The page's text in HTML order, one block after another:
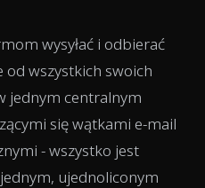
wysyłać i odbierać
od wszystkich swoich
jednym centralnym
się wątkami e-mail
- wszystko jest
ujednoliconym